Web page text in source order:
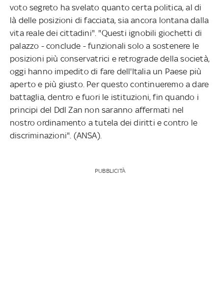
voto segreto ha svelato quanto certa politica, al di
là delle posizioni di facciata, sia ancora lontana dalla
vita reale dei cittadini". "Questi ignobili giochetti di
palazzo - conclude - funzionali solo a sostenere le
posizioni più conservatrici e retrograde della società,
oggi hanno impedito di fare dell'Italia un Paese più
aperto e più giusto. Per questo continueremo a dare
battaglia, dentro e fuori le istituzioni, fin quando i
principi del Ddl Zan non saranno affermati nel
nostro ordinamento a tutela dei diritti e contro le
discriminazioni". (ANSA).
PUBBLICITÀ